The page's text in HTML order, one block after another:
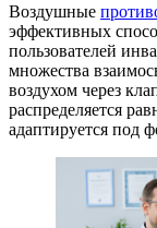
Воздушные
эффективных
пользователей
множества
воздухом через
распределяется
адаптируется под